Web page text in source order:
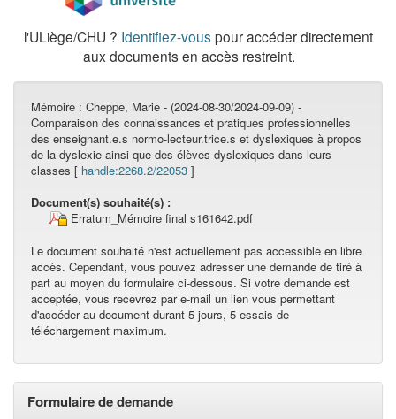
l'ULiège/CHU ? Identifiez-vous pour accéder directement
aux documents en accès restreint.
Mémoire : Cheppe, Marie - (2024-08-30/2024-09-09) -
Comparaison des connaissances et pratiques professionnelles
des enseignant.e.s normo-lecteur.trice.s et dyslexiques à propos
de la dyslexie ainsi que des élèves dyslexiques dans leurs
classes [ handle:2268.2/22053 ]
Document(s) souhaité(s) :
Erratum_Mémoire final s161642.pdf
Le document souhaité n'est actuellement pas accessible en libre
accès. Cependant, vous pouvez adresser une demande de tiré à
part au moyen du formulaire ci-dessous. Si votre demande est
acceptée, vous recevrez par e-mail un lien vous permettant
d'accéder au document durant 5 jours, 5 essais de
téléchargement maximum.
Formulaire de demande